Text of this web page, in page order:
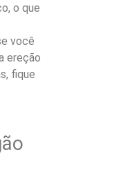
o que
você
ereção
fique